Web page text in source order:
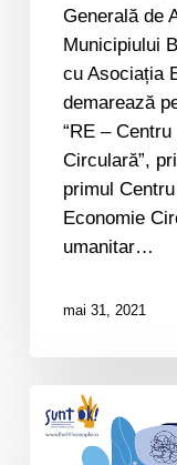
Generală de
Municipiului
cu Asociația
demarează
“RE –
Circulară”,
primul
Economie
umanitar…
mai 31, 2021
OK!